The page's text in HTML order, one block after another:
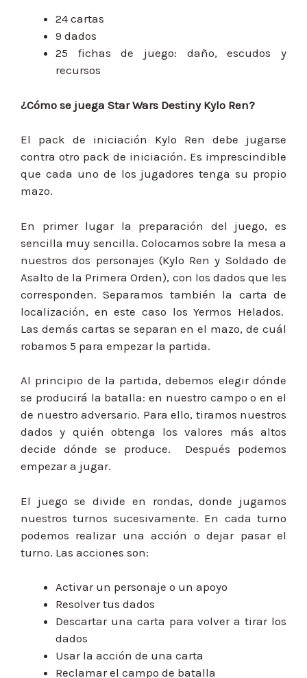
24 cartas
9 dados
25 fichas de juego: daño, escudos y
recursos
¿Cómo se juega Star Wars Destiny Kylo Ren?
El pack de iniciación Kylo Ren debe jugarse
contra otro pack de iniciación. Es imprescindible
que cada uno de los jugadores tenga su propio
mazo.
En primer lugar la preparación del juego, es
sencilla muy sencilla. Colocamos sobre la mesa a
nuestros dos personajes (Kylo Ren y Soldado de
Asalto de la Primera Orden), con los dados que les
corresponden. Separamos también la carta de
localización, en este caso los Yermos Helados.
Las demás cartas se separan en el mazo, de cuál
robamos 5 para empezar la partida.
Al principio de la partida, debemos elegir dónde
se producirá la batalla: en nuestro campo o en el
de nuestro adversario. Para ello, tiramos nuestros
dados y quién obtenga los valores más altos
decide dónde se produce. Después podemos
empezar a jugar.
El juego se divide en rondas, donde jugamos
nuestros turnos sucesivamente. En cada turno
podemos realizar una acción o dejar pasar el
turno. Las acciones son:
Activar un personaje o un apoyo
Resolver tus dados
Descartar una carta para volver a tirar los
dados
Usar la acción de una carta
Reclamar el campo de batalla